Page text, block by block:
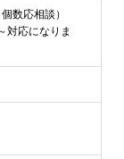
数応相談）
対応になりま